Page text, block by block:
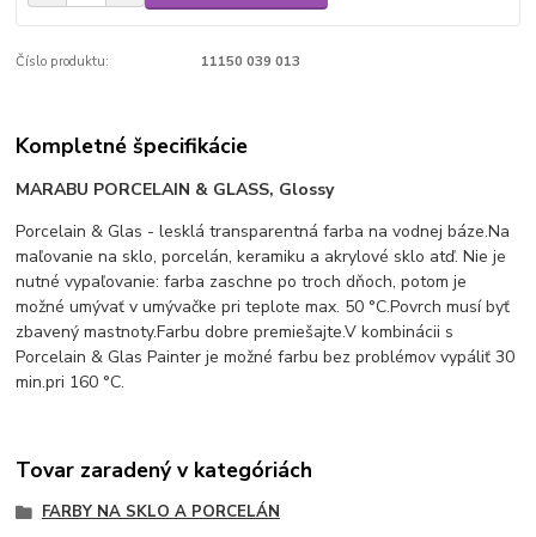
Číslo produktu: 11150 039 013
Kompletné špecifikácie
MARABU PORCELAIN & GLASS, Glossy
Porcelain & Glas - lesklá transparentná farba na vodnej báze.Na
maľovanie na sklo, porcelán, keramiku a akrylové sklo atď. Nie je
nutné vypaľovanie: farba zaschne po troch dňoch, potom je
možné umývať v umývačke pri teplote max. 50 °C.Povrch musí byť
zbavený mastnoty.Farbu dobre premiešajte.V kombinácii s
Porcelain & Glas Painter je možné farbu bez problémov vypáliť 30
min.pri 160 °C.
Tovar zaradený v kategóriách
FARBY NA SKLO A PORCELÁN